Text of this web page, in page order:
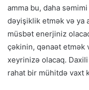
amma bu, daha
dəyişiklik etmək və ya
müsbət enerjiniz
çəkinin, qənaət etmək
xeyrinizə olacaq. Daxili
rahat bir mühitdə vaxt